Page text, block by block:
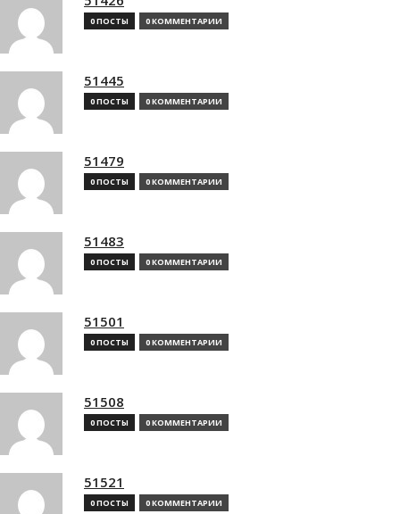
0 ПОСТЫ 0 КОММЕНТАРИИ
51445
0 ПОСТЫ 0 КОММЕНТАРИИ
51479
0 ПОСТЫ 0 КОММЕНТАРИИ
51483
0 ПОСТЫ 0 КОММЕНТАРИИ
51501
0 ПОСТЫ 0 КОММЕНТАРИИ
51508
0 ПОСТЫ 0 КОММЕНТАРИИ
51521
0 ПОСТЫ 0 КОММЕНТАРИИ